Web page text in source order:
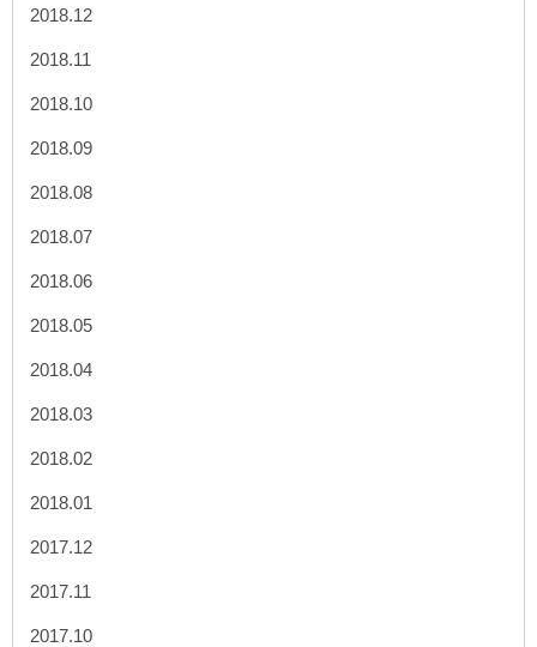
2018.12
2018.11
2018.10
2018.09
2018.08
2018.07
2018.06
2018.05
2018.04
2018.03
2018.02
2018.01
2017.12
2017.11
2017.10